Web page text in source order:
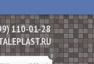
110-01-28
0